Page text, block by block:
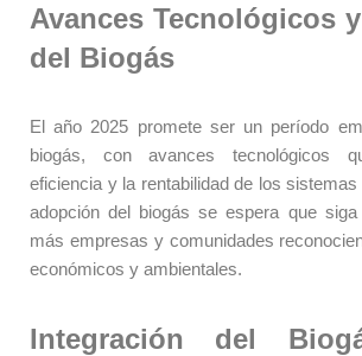
Avances Tecnológicos
del Biogás
El año 2025 promete ser un período
biogás, con avances tecnológicos
eficiencia y la rentabilidad de los
adopción del biogás se espera que
más empresas y comunidades
económicos y ambientales.
Integración del